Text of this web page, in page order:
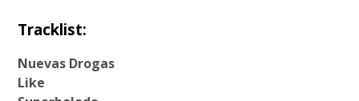
Tracklist:
Nuevas Drogas
Like